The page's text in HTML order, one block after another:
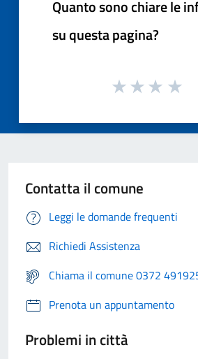
Quanto sono chiare le
su questa pagina?
Contatta il comune
Leggi le domande frequenti
Richiedi Assistenza
Chiama il comune 0372
Prenota un appuntamento
Problemi in città